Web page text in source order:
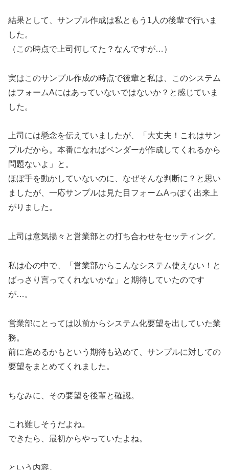
結果として、サンプル作成は私ともう1人の後輩で行いま
した。
（この時点で上司何してた？なんですが…）
実はこのサンプル作成の時点で後輩と私は、このシステム
はフォームAにはあっていないではないか？と感じていま
した。
上司には懸念を伝えていましたが、「大丈夫！これはサン
プルだから。本番になればベンダーが作成してくれるから
問題ないよ」と。
ほぼ手を動かしていないのに、なぜそんな判断に？と思い
ましたが、一応サンプルは見た目フォームAっぽく出来上
がりました。
上司は意気揚々と営業部との打ち合わせをセッティング。
私は心の中で、「営業部からこんなシステム使えない！と
ばっさり言ってくれないかな」と期待していたのです
が…。
営業部にとっては以前からシステム化要望を出していた業
務。
前に進めるかもという期待も込めて、サンプルに対しての
要望をまとめてくれました。
ちなみに、その要望を後輩と確認。
これ難しそうだよね。
できたら、最初からやっていたよね。
という内容。